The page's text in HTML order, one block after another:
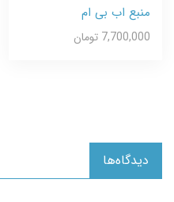
منبع اب بی ام
7,700,000 تومان
دیدگاه‌ها